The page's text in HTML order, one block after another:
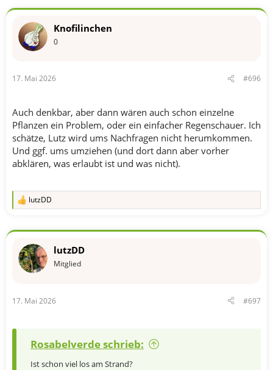
k
o
:
Knofilinchen
0
17. Mai 2026 #696
Auch denkbar, aber dann wären auch schon einzelne
Pflanzen ein Problem, oder ein einfacher Regenschauer. Ich
schätze, Lutz wird ums Nachfragen nicht herumkommen.
Und ggf. ums umziehen (und dort dann aber vorher
abklären, was erlaubt ist und was nicht).
R
k
o
:
lutzDD
lutzDD
Mitglied
17. Mai 2026 #697
Rosabelverde schrieb:
Ist schon viel los am Strand?